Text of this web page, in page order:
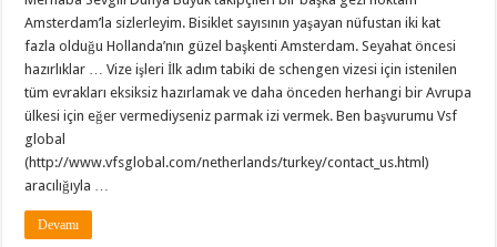
Amsterdam’la sizlerleyim. Bisiklet sayısının yaşayan nüfustan iki kat
fazla olduğu Hollanda’nın güzel başkenti Amsterdam. Seyahat öncesi
hazırlıklar … Vize işleri İlk adım tabiki de schengen vizesi için istenilen
tüm evrakları eksiksiz hazırlamak ve daha önceden herhangi bir Avrupa
ülkesi için eğer vermediyseniz parmak izi vermek. Ben başvurumu Vsf
global
(http://www.vfsglobal.com/netherlands/turkey/contact_us.html)
aracılığıyla …
Devamı